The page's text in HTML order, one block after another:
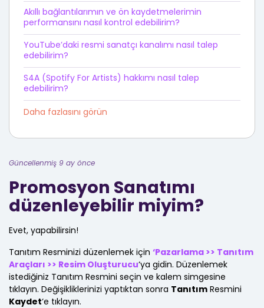
Akıllı bağlantılarımın ve ön kaydetmelerimin
performansını nasıl kontrol edebilirim?
YouTube’daki resmi sanatçı kanalımı nasıl talep
edebilirim?
S4A (Spotify For Artists) hakkımı nasıl talep
edebilirim?
Daha fazlasını görün
Güncellenmiş 9 ay önce
Promosyon Sanatımı
düzenleyebilir miyim?
Evet, yapabilirsin!
Tanıtım Resminizi düzenlemek için ‘Pazarlama >> Tanıtım
Araçları >> Resim Oluşturucu‘ya gidin. Düzenlemek
istediğiniz Tanıtım Resmini seçin ve kalem simgesine
tıklayın. Değişikliklerinizi yaptıktan sonra Tanıtım Resmini
Kaydet‘e tıklayın.